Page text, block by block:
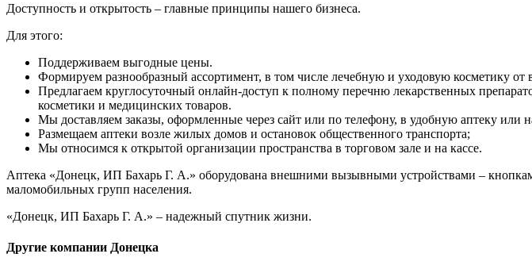
Доступность и открытость – главные принципы нашего бизнеса.
Для этого:
Поддерживаем выгодные цены.
Формируем разнообразный ассортимент, в том числе лечебную и уходовую косметику
Предлагаем круглосуточный онлайн-доступ к полному перечню лекарственных
косметики и медицинских товаров.
Мы доставляем заказы, оформленные через сайт или по телефону, в удобную аптеку или
Размещаем аптеки возле жилых домов и остановок общественного транспорта;
Мы относимся к открытой организации пространства в торговом зале и на кассе.
Аптека «Донецк, ИП Бахарь Г. А.» оборудована внешними вызывными устройствами –
маломобильных групп населения.
«Донецк, ИП Бахарь Г. А.» – надежный спутник жизни.
Другие компании Донецка